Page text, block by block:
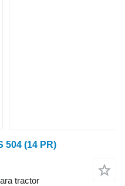
504 (14 PR)
tractor